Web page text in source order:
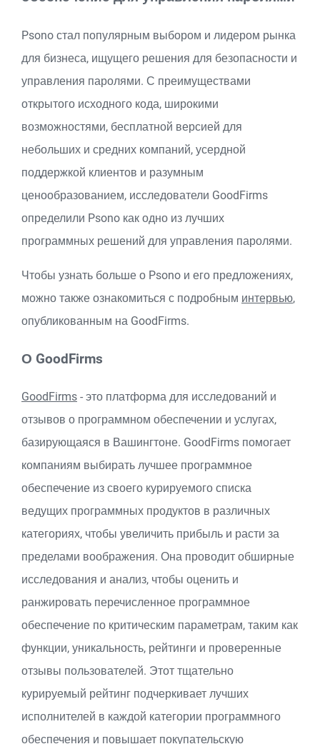
Psono стал популярным выбором и лидером рынка
для бизнеса, ищущего решения для безопасности и
управления паролями. С преимуществами
открытого исходного кода, широкими
возможностями, бесплатной версией для
небольших и средних компаний, усердной
поддержкой клиентов и разумным
ценообразованием, исследователи GoodFirms
определили Psono как одно из лучших
программных решений для управления паролями.
Чтобы узнать больше о Psono и его предложениях,
можно также ознакомиться с подробным интервью,
опубликованным на GoodFirms.
О GoodFirms
GoodFirms - это платформа для исследований и
отзывов о программном обеспечении и услугах,
базирующаяся в Вашингтоне. GoodFirms помогает
компаниям выбирать лучшее программное
обеспечение из своего курируемого списка
ведущих программных продуктов в различных
категориях, чтобы увеличить прибыль и расти за
пределами воображения. Она проводит обширные
исследования и анализ, чтобы оценить и
ранжировать перечисленное программное
обеспечение по критическим параметрам, таким как
функции, уникальность, рейтинги и проверенные
отзывы пользователей. Этот тщательно
курируемый рейтинг подчеркивает лучших
исполнителей в каждой категории программного
обеспечения и повышает покупательскую